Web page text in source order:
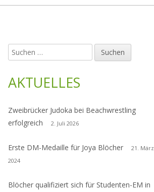
Haupt-
Seitenleiste
Suchen
nach:
AKTUELLES
Zweibrücker Judoka bei Beachwrestling
erfolgreich
2. Juli 2026
Erste DM-Medaille für Joya Blöcher
21. März
2024
Blöcher qualifiziert sich für Studenten-EM in